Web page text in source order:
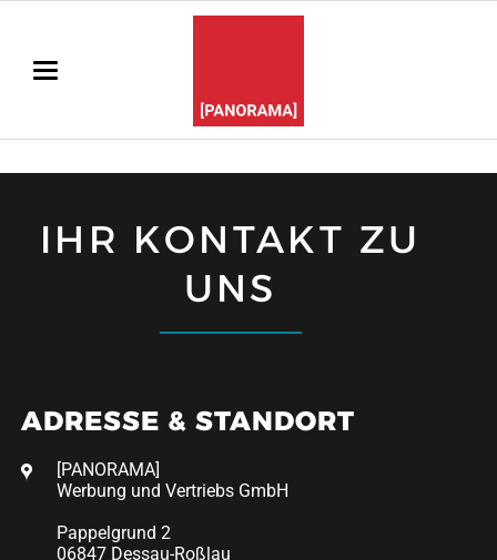
IHR KONTAKT ZU
UNS
ADRESSE & STANDORT
[PANORAMA]
Werbung und Vertriebs GmbH
Pappelgrund 2
06847 Dessau-Roßlau